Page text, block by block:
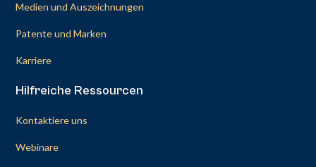
Medien und Auszeichnungen
Patente und Marken
Karriere
Hilfreiche Ressourcen
Kontaktiere uns
Webinare